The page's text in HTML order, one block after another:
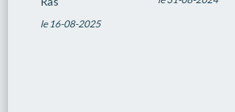
le 16-08-2025